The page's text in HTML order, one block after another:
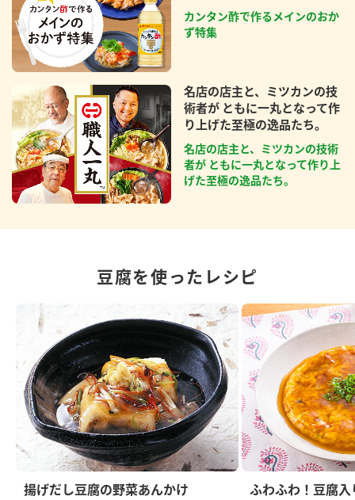
カンタン酢で作るメインのおか
ず特集
名店の店主と、ミツカンの技
術者が ともに一丸となって作
り上げた至極の逸品たち。
名店の店主と、ミツカンの技術
者が ともに一丸となって作り上
げた至極の逸品たち。
豆腐を使ったレシピ
揚げだし豆腐の野菜あんかけ
ふわふわ！豆腐